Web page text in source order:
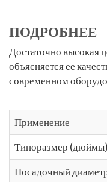
ПОДРОБНЕЕ
Достаточно высокая
объясняется ее
современном
Применение
Типоразмер (дюймы)
Посадочный